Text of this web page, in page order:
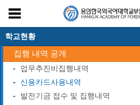
학교현황
집행 내역 공개
업무추진비집행내역
신용카드사용내역
발전기금 접수 및 집행내역